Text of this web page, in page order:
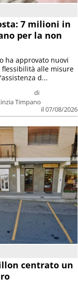
7 milioni in
per la non
di
Timpano
il 07/08/2026
ha approvato nuovi
alle misure
d...
centrato un